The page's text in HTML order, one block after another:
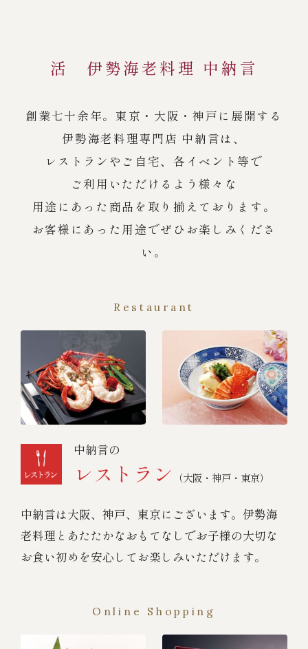
活 伊勢海老料理 中納言
創業七十余年。東京・大阪・神戸に展開する
伊勢海老料理専門店 中納言は、
レストランやご自宅、各イベント等で
ご利用いただけるよう様々な
用途にあった商品を取り揃えております。
お客様にあった用途でぜひお楽しみくださ
い。
Restaurant
中納言の
レストラン （大阪・神戸・東京）
中納言は大阪、神戸、東京にございます。伊勢海
老料理とあたたかなおもてなしでお子様の大切な
お食い初めを安心してお楽しみいただけます。
Online Shopping